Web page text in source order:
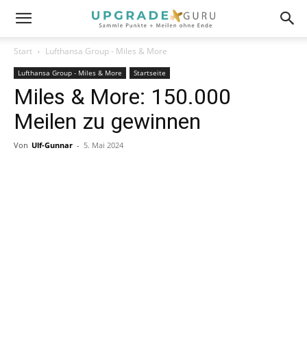
Start Lufthansa Group - Miles & More
Lufthansa Group - Miles & More Startseite
Miles & More: 150.000
Meilen zu gewinnen
Von Ulf-Gunnar - 5. Mai 2024